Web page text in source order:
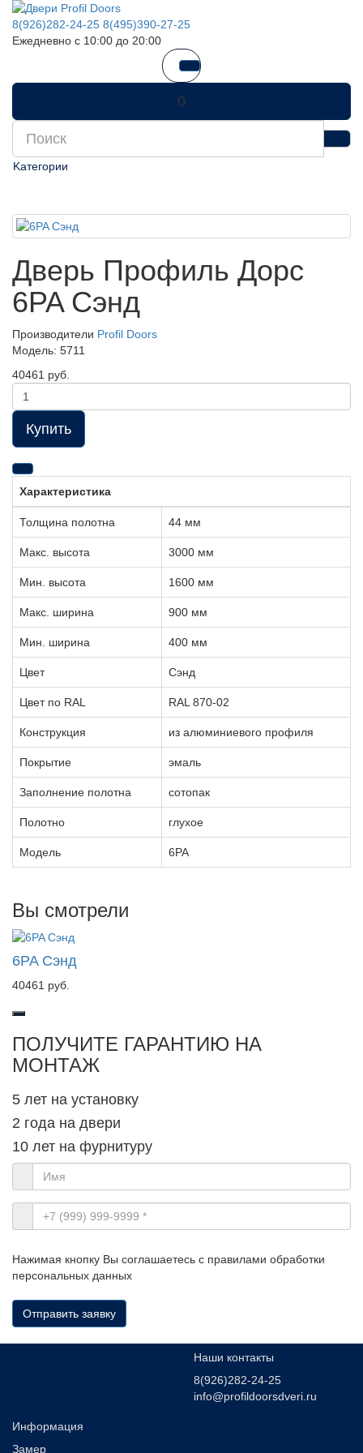
8(926)282-24-25 8(495)390-27-25
Ежедневно с 10:00 до 20:00
0
Kатегории
Дверь Профиль Дорс
6PA Сэнд
Производители Profil Doors
Модель: 5711
40461 руб.
Купить
Характеристика
Толщина полотна 44 мм
Макс. высота 3000 мм
Мин. высота 1600 мм
Макс. ширина 900 мм
Мин. ширина 400 мм
Цвет Сэнд
Цвет по RAL RAL 870-02
Конструкция из алюминиевого профиля
Покрытие эмаль
Заполнение полотна сотопак
Полотно глухое
Модель 6PA
Вы смотрели
6PA Сэнд
40461 руб.
ПОЛУЧИТЕ ГАРАНТИЮ НА
МОНТАЖ
5 лет на установку
2 года на двери
10 лет на фурнитуру
Нажимая кнопку Вы соглашаетесь с правилами обработки
персональных данных
Отправить заявку
Наши контакты
8(926)282-24-25
info@profildoorsdveri.ru
Информация
Замер